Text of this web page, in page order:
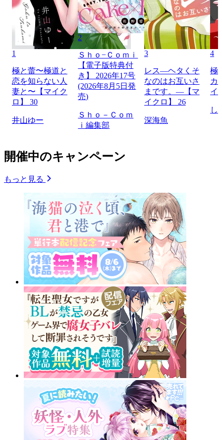
1
極と蕾〜極道と
恋を知らない人
妻と〜【マイク
ロ】 30
井山ゆー
2
Ｓｈｏ−Ｃｏｍｉ
【電子版特典付
き】 2026年17号
(2026年8月5日発
売)
Ｓｈｏ－Ｃｏｍ
ｉ編集部
3
レス―ヘタくそ
なのはお互いさ
まです。―【マ
イクロ】 26
深海魚
4
極
カ
イ
し
開催中のキャンペーン
もっと見る